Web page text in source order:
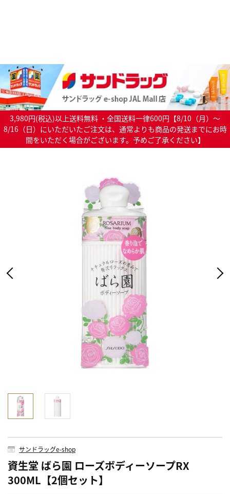
3,980円(税込)以上送料無料 ・全国送料一律600円【8/10（月）～
8/16（日）にいただいたご注文は、通常よりも商品の発送までにお時
間をいただく場合がございます。予めご了承ください】
サンドラッグe-shop
資生堂 ばら園 ローズボディーソープRX
300ML【2個セット】